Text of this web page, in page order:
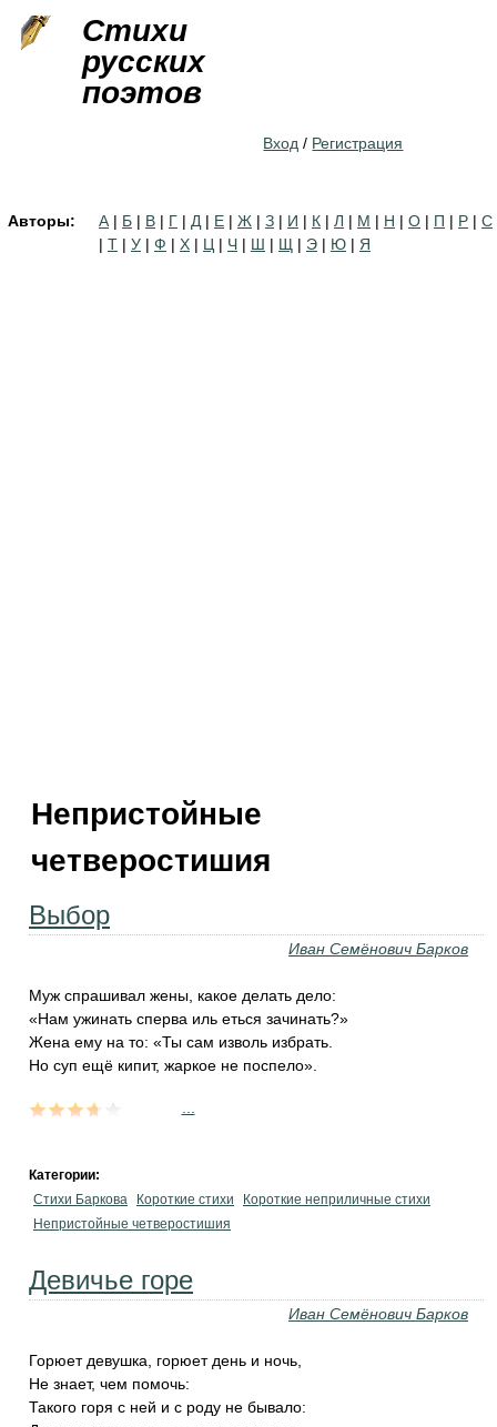
Стихи
русских
поэтов
Вход / Регистрация
Авторы: А | Б | В | Г | Д | Е | Ж | З | И | К | Л | М | Н | О | П | Р | С
| Т | У | Ф | Х | Ц | Ч | Ш | Щ | Э | Ю | Я
Непристойные
четверостишия
Выбор
Иван Семёнович Барков
Муж спрашивал жены, какое делать дело:
«Нам ужинать сперва иль еться зачинать?»
Жена ему на то: «Ты сам изволь избрать.
Но суп ещё кипит, жаркое не поспело».
Категории:
Стихи Баркова
Короткие стихи
Короткие неприличные стихи
Непристойные четверостишия
Девичье горе
Иван Семёнович Барков
Горюет девушка, горюет день и ночь,
Не знает, чем помочь:
Такого горя с ней и с роду не бывало: